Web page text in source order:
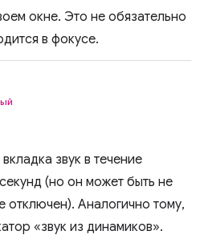
окне. Это не обязательно
в фокусе.
звук в течение
(но он может быть не
отключен). Аналогично тому,
«звук из динамиков».